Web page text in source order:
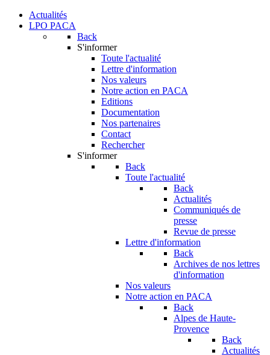
Actualités
LPO PACA
Back
S'informer
Toute l'actualité
Lettre d'information
Nos valeurs
Notre action en PACA
Editions
Documentation
Nos partenaires
Contact
Rechercher
S'informer
Back
Toute l'actualité
Back
Actualités
Communiqués de
presse
Revue de presse
Lettre d'information
Back
Archives de nos lettres
d'information
Nos valeurs
Notre action en PACA
Back
Alpes de Haute-
Provence
Back
Actualités